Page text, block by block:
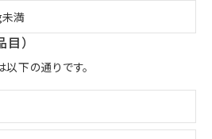
満
）
下の通りです。